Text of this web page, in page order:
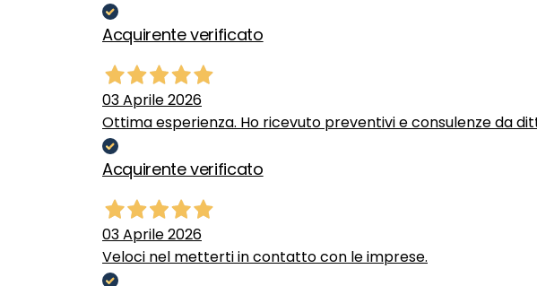
Acquirente verificato
03 Aprile 2026
Ottima esperienza. Ho ricevuto preventivi e consulenze da
Acquirente verificato
03 Aprile 2026
Veloci nel metterti in contatto con le imprese.